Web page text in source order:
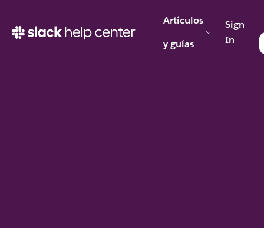
Artículos
y guías
Sign
In